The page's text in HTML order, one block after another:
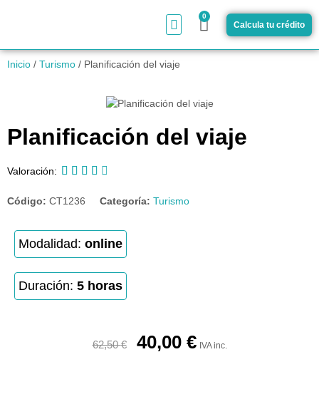
0
Calcula tu crédito
Inicio / Turismo / Planificación del viaje
Planificación del viaje
Valoración:     
Código: CT1236 Categoría: Turismo
Modalidad: online
Duración: 5 horas
62,50€ 40,00 € IVA inc.